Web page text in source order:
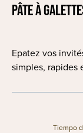
Pâte à
Epatez vos
simples, rapides
Tiempo